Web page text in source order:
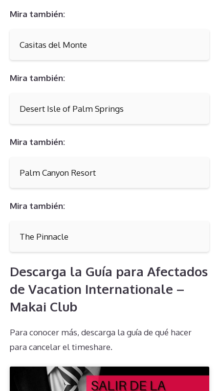
Mira también:
Casitas del Monte
Mira también:
Desert Isle of Palm Springs
Mira también:
Palm Canyon Resort
Mira también:
The Pinnacle
Descarga la Guía para Afectados
de Vacation Internationale –
Makai Club
Para conocer más, descarga la guía de qué hacer
para cancelar el timeshare.